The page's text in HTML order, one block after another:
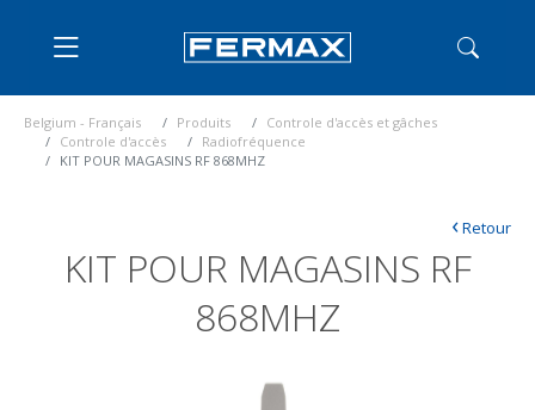
Belgium - Français Produits
Controle d'accès et gâches
Controle d'accès
Radiofréquence
KIT POUR MAGASINS RF 868MHZ
KIT POUR MAGASINS RF
868MHZ
‹Retour